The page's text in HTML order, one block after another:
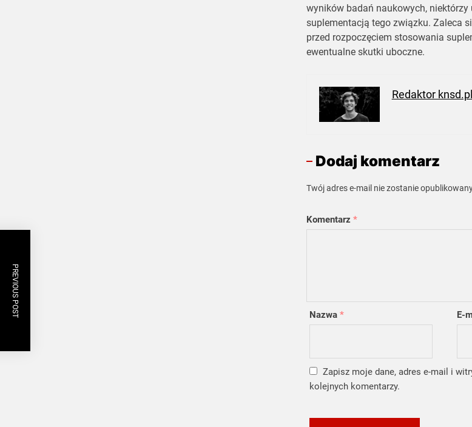
wyników badań naukowych,
suplementacją tego związku. Zaleca
przed rozpoczęciem stosowania
ewentualne skutki uboczne.
Redaktor knsd.pl
Dodaj komentarz
Twój adres e-mail nie zostanie
Komentarz *
Nazwa * E-
Zapisz moje dane, adres e-mail i
kolejnych komentarzy.
PREVIOUS POST